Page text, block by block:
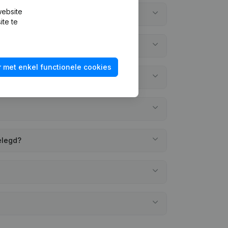
te
met enkel functionele cookies